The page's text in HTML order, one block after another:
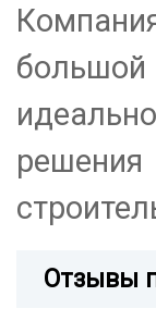
большой
Отзывы